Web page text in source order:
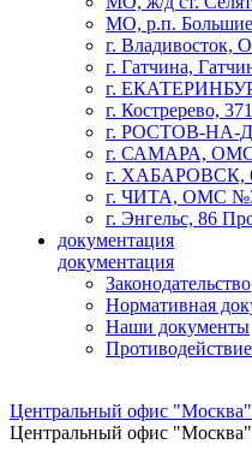
МО, р.п.
г. Владивосток,
г. Гатчина,
г.
г. Костререво,
г. РОСТОВ-НА-
г. САМАРА,
г. ХАБАРОВСК,
г. ЧИТА, ОМС
г. Энгельс, 86
документация
документация
Законодательство
Нормативная
Наши документы
Центральный офис "Москва"
Центральный офис "Москва"